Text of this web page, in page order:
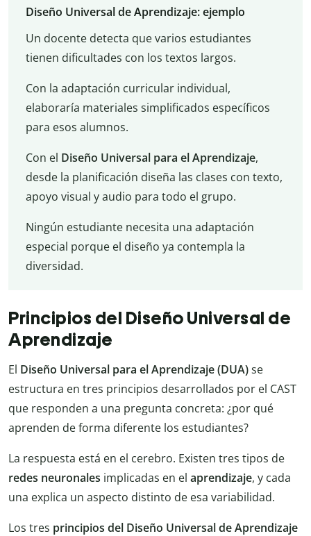
Diseño Universal de Aprendizaje: ejemplo
Un docente detecta que varios estudiantes
tienen dificultades con los textos largos.
Con la adaptación curricular individual,
elaboraría materiales simplificados específicos
para esos alumnos.
Con el Diseño Universal para el Aprendizaje,
desde la planificación diseña las clases con texto,
apoyo visual y audio para todo el grupo.
Ningún estudiante necesita una adaptación
especial porque el diseño ya contempla la
diversidad.
Principios del Diseño Universal de
Aprendizaje
El Diseño Universal para el Aprendizaje(DUA)se
estructura en tres principios desarrollados por el CAST
que responden a una pregunta concreta: ¿por qué
aprenden de forma diferente los estudiantes?
La respuesta está en el cerebro. Existen tres tipos de
redes neuronales implicadas en el aprendizaje, y cada
una explica un aspecto distinto de esa variabilidad.
Los tres principios del Diseño Universal de Aprendizaje